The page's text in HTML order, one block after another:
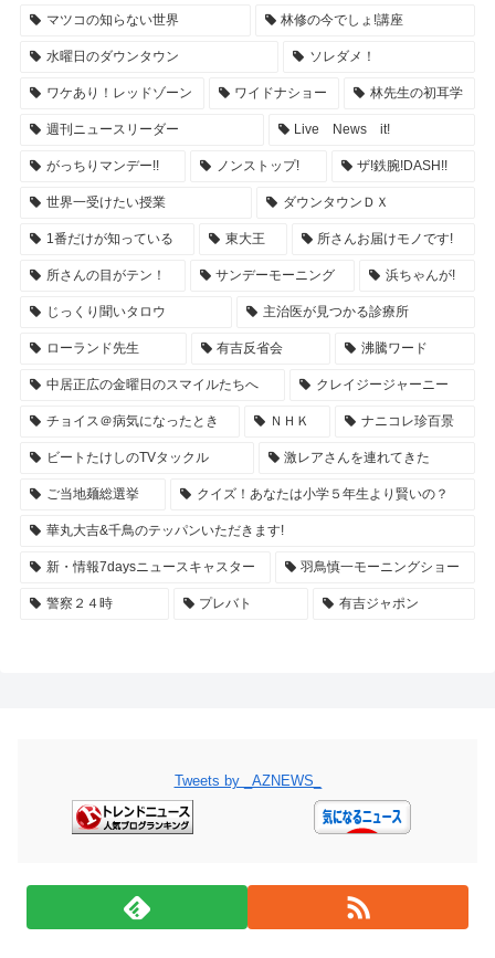
マツコの知らない世界 林修の今でしょ!講座
水曜日のダウンタウン ソレダメ！
ワケあり！レッドゾーン ワイドナショー 林先生の初耳学
週刊ニュースリーダー Live News it!
がっちりマンデー!! ノンストップ! ザ!鉄腕!DASH!!
世界一受けたい授業 ダウンタウンＤＸ
1番だけが知っている 東大王 所さんお届けモノです!
所さんの目がテン！ サンデーモーニング 浜ちゃんが!
じっくり聞いタロウ 主治医が見つかる診療所
ローランド先生 有吉反省会 沸騰ワード
中居正広の金曜日のスマイルたちへ クレイジージャーニー
チョイス＠病気になったとき ＮＨＫ ナニコレ珍百景
ビートたけしのTVタックル 激レアさんを連れてきた
ご当地麺総選挙 クイズ！あなたは小学５年生より賢いの？
華丸大吉&千鳥のテッパンいただきます!
新・情報7daysニュースキャスター 羽鳥慎一モーニングショー
警察２４時 プレバト 有吉ジャポン
Tweets by _AZNEWS_